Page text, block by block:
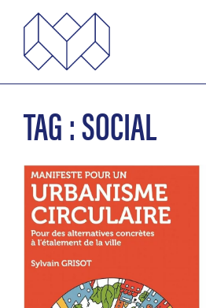
TAG : SOCIAL